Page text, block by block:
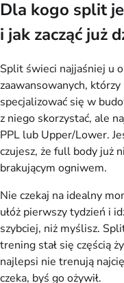
Dla kogo split
i jak zacząć już
Split świeci najjaśniej u
zaawansowanych, którzy
specjalizować się w
z niego skorzystać, ale
PPL lub Upper/Lower.
czujesz, że full body już
brakującym ogniwem.
Nie czekaj na idealny
ułóż pierwszy tydzień i
szybciej, niż myślisz.
trening stał się częścią
najlepsi nie trenują
czeka, byś go ożywił.